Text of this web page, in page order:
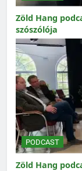
Zöld Hang
szószólója
PODCAST
Zöld Hang